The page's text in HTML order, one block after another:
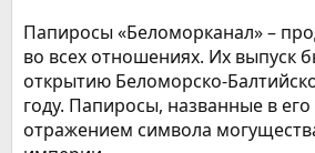
Папиросы «Беломорканал» –
во всех отношениях. Их выпуск
открытию Беломорско-
году. Папиросы, названные в
отражением символа